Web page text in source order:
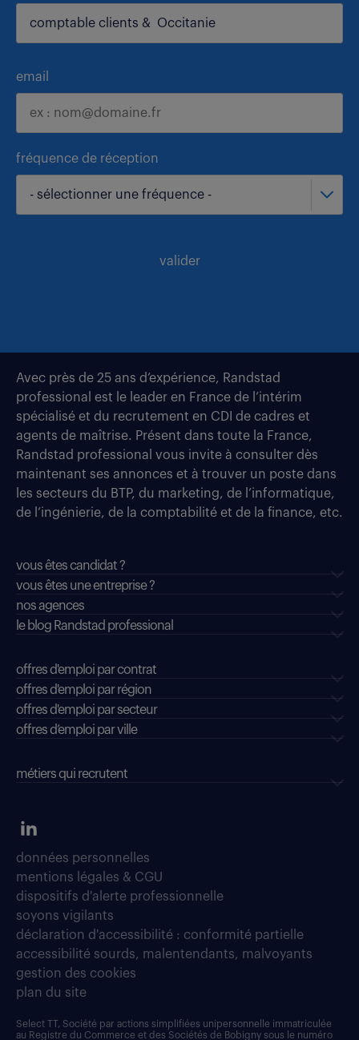
email
fréquence de réception
- sélectionner une fréquence -
valider
Avec près de 25 ans d’expérience, Randstad
professional est le leader en France de l’intérim
spécialisé et du recrutement en CDI de cadres et
agents de maîtrise. Présent dans toute la France,
Randstad professional vous invite à consulter dès
maintenant ses annonces et à trouver un poste dans
les secteurs du BTP, du marketing, de l’informatique,
de l’ingénierie, de la comptabilité et de la finance, etc.
vous êtes candidat ?
vous êtes une entreprise ?
nos agences
le blog Randstad professional
offres d'emploi par contrat
offres d'emploi par région
offres d'emploi par secteur
offres d’emploi par ville
métiers qui recrutent
données personnelles
mentions légales & CGU
dispositifs d'alerte professionnelle
soyons vigilants
déclaration d'accessibilité : conformité partielle
accessibilité sourds, malentendants, malvoyants
gestion des cookies
plan du site
Select TT, Société par actions simplifiées unipersonnelle immatriculée
au Registre du Commerce et des Sociétés de Bobigny sous le numéro